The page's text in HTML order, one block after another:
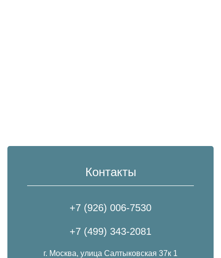
Контакты
+7 (926) 006-7530
+7 (499) 343-2081
г. Москва, улица Салтыковская 37к 1